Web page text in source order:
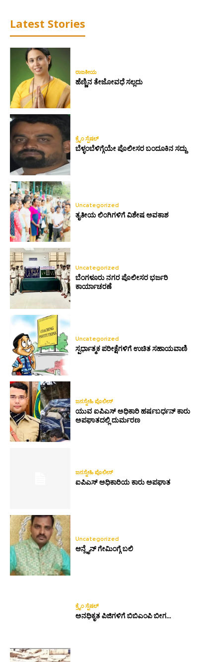
Latest Stories
ರಾಜಕೀಯ
ಹೆಣ್ಣಿನ ತೇಜೋವಧೆ ಸಲ್ಲದು
ಕ್ರೈಂ ಸ್ಪೆಷಲ್
ಬೆಳ್ಳಂಬೆಳಿಗ್ಗೆಯೇ ಪೊಲೀಸರ ಬಂದೂಕಿನ ಸದ್ದು
Uncategorized
ತೃತೀಯ ಲಿಂಗಿಗಳಿಗೆ ವಿಶೇಷ ಅವಕಾಶ
Uncategorized
ಬೆಂಗಳೂರು ನಗರ ಪೊಲೀಸರ ಭರ್ಜರಿ
ಕಾರ್ಯಾಚರಣೆ
Uncategorized
ಸ್ಪರ್ಧಾತ್ಮಕ ಪರೀಕ್ಷೆಗಳಿಗೆ ಉಚಿತ ಸಹಾಯವಾಣಿ
ಜನಸ್ನೇಹಿ ಪೊಲೀಸ್
ಯುವ ಐಪಿಎಸ್ ಅಧಿಕಾರಿ ಹರ್ಷಬರ್ಧನ್ ಕಾರು
ಅಪಘಾತದಲ್ಲಿ ದುರ್ಮರಣ
ಜನಸ್ನೇಹಿ ಪೊಲೀಸ್
ಐಪಿಎಸ್ ಅಧಿಕಾರಿಯ ಕಾರು ಅಪಘಾತ
Uncategorized
ಆನ್ಲೈನ್ ಗೇಮಿಂಗ್ಗೆ ಬಲಿ
ಕ್ರೈಂ ಸ್ಪೆಷಲ್
ಅನಧಿಕೃತ ಪಿಜಿಗಳಿಗೆ ಬಿಬಿಎಂಪಿ ಬೀಗ…